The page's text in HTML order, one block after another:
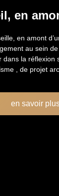
en
en amont
au sein
dans la réflexion
, de projet
en savoir